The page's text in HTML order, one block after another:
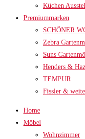
Küchen
Premiummarken
SCHÖNER
Zebra
Suns
Henders &
TEMPUR
Fissler &
Home
Möbel
Wohnzimmer